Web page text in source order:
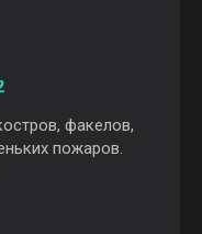
факелов,
пожаров.